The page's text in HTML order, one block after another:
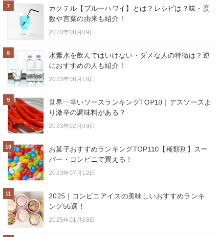
7
カクテル【ブルーハワイ】とは？レシピは？味・度
数や言葉の由来も紹介！
2023年08月09日
8
水素水を飲んではいけない・ダメな人の特徴は？逆
におすすめの人も紹介！
2023年08月18日
9
世界一辛いソースランキングTOP10｜デスソースよ
り激辛の調味料がある？
2023年02月09日
10
お菓子おすすめランキングTOP110【種類別】スー
パー・コンビニで買える！
2023年07月12日
11
2025｜コンビニアイスの美味しいおすすめランキ
ング55選！
2025年01月28日